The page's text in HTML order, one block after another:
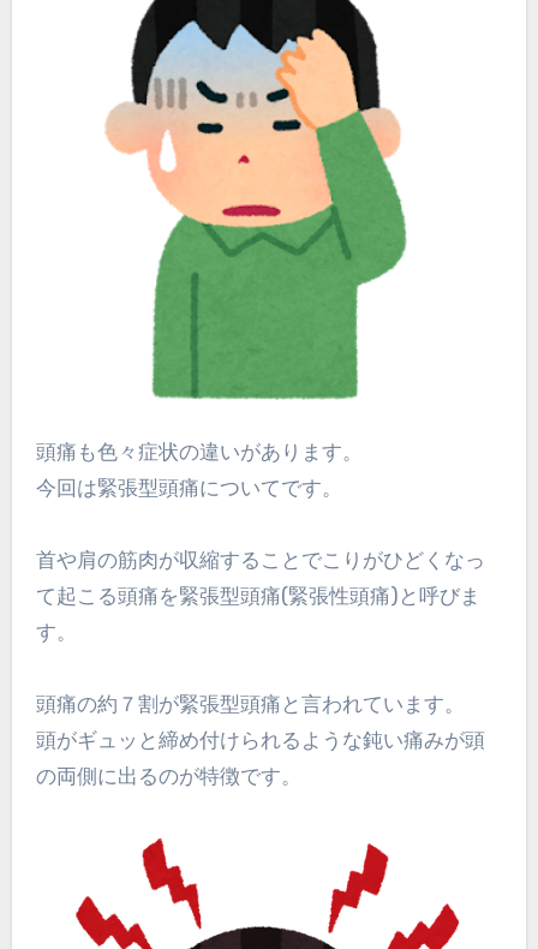
頭痛も色々症状の違いがあります。
今回は緊張型頭痛についてです。
首や肩の筋肉が収縮することでこりがひどくなっ
て起こる頭痛を緊張型頭痛(緊張性頭痛)と呼びま
す。
頭痛の約７割が緊張型頭痛と言われています。
頭がギュッと締め付けられるような鈍い痛みが頭
の両側に出るのが特徴です。